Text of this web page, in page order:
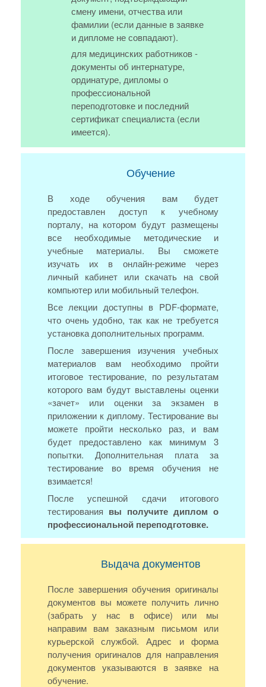
смену имени, отчества или
фамилии (если данные в заявке
и дипломе не совпадают).
для медицинских работников -
документы об интернатуре,
ординатуре, дипломы о
профессиональной
переподготовке и последний
сертификат специалиста (если
имеется).
Обучение
В ходе обучения вам будет
предоставлен доступ к учебному
порталу, на котором будут размещены
все необходимые методические и
учебные материалы. Вы сможете
изучать их в онлайн-режиме через
личный кабинет или скачать на свой
компьютер или мобильный телефон.
Все лекции доступны в PDF-формате,
что очень удобно, так как не требуется
установка дополнительных программ.
После завершения изучения учебных
материалов вам необходимо пройти
итоговое тестирование, по результатам
которого вам будут выставлены оценки
«зачет» или оценки за экзамен в
приложении к диплому. Тестирование вы
можете пройти несколько раз, и вам
будет предоставлено как минимум 3
попытки. Дополнительная плата за
тестирование во время обучения не
взимается!
После успешной сдачи итогового
тестирования вы получите диплом о
профессиональной переподготовке.
Выдача документов
После завершения обучения оригиналы
документов вы можете получить лично
(забрать у нас в офисе) или мы
направим вам заказным письмом или
курьерской службой. Адрес и форма
получения оригиналов для направления
документов указываются в заявке на
обучение.